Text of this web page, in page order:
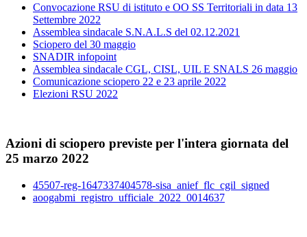
Convocazione RSU di istituto e OO SS Territoriali in data 13
Settembre 2022
Assemblea sindacale S.N.A.L.S del 02.12.2021
Sciopero del 30 maggio
SNADIR infopoint
Assemblea sindacale CGL, CISL, UIL E SNALS 26 maggio
Comunicazione sciopero 22 e 23 aprile 2022
Elezioni RSU 2022
Azioni di sciopero previste per l'intera giornata del
25 marzo 2022
45507-reg-1647337404578-sisa_anief_flc_cgil_signed
aoogabmi_registro_ufficiale_2022_0014637